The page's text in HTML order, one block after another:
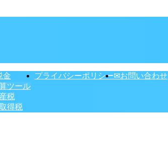
金
ツール
税
得税
プライバシーポリシー✉お問い合わせ